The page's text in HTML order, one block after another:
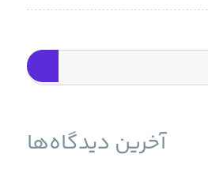
آخرین دیدگاه‌ها